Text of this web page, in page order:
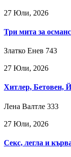
27 Юли, 2026
Три мита за
Златко Енев 743
27 Юли, 2026
Хитлер, Бетовен,
Лена Валтле 333
27 Юли, 2026
Секс, легла и